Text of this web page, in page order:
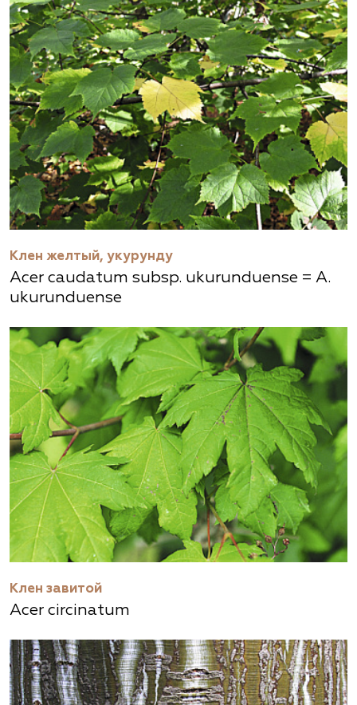
Клен желтый, укурунду
Acer caudatum subsp. ukurunduense = A.
ukurunduense
Клен завитой
Acer circinatum